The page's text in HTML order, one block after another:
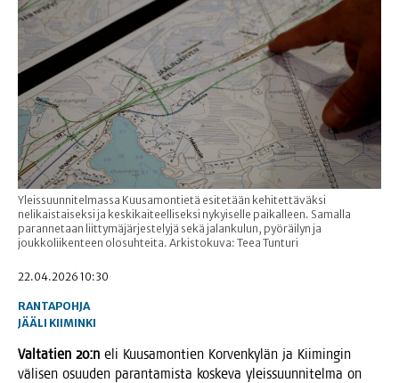
Yleissuunnitelmassa Kuusamontietä esitetään kehitettäväksi
nelikaistaiseksi ja keskikaiteelliseksi nykyiselle paikalleen. Samalla
parannetaan liittymäjärjestelyjä sekä jalankulun, pyöräilyn ja
joukkoliikenteen olosuhteita. Arkistokuva: Teea Tunturi
22.04.2026 10:30
RANTAPOHJA
JÄÄLI KIIMINKI
Val­ta­tien 20:n eli Kuusa­mon­tien Kor­ven­ky­län ja Kii­min­gin
väli­sen osuu­den paran­ta­mis­ta kos­ke­va yleis­suun­ni­tel­ma on